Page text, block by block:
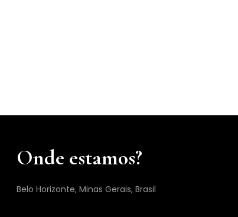
Onde estamos?
Belo Horizonte, Minas Gerais, Brasil